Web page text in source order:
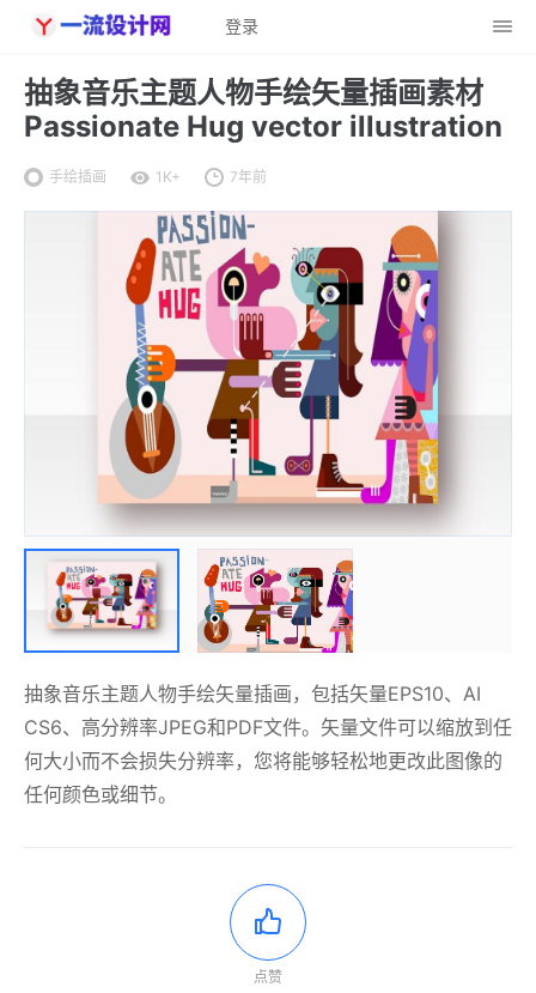
登录
抽象音乐主题人物手绘矢量插画素材
Passionate Hug vector illustration
手绘插画 1K+ 7年前
抽象音乐主题人物手绘矢量插画，包括矢量EPS10、AI
CS6、高分辨率JPEG和PDF文件。矢量文件可以缩放到任
何大小而不会损失分辨率，您将能够轻松地更改此图像的
任何颜色或细节。
点赞